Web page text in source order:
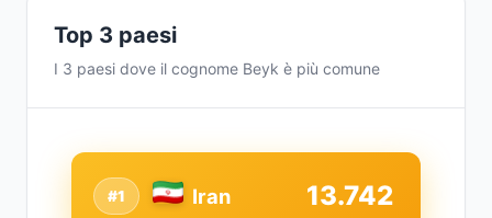
Top 3 paesi
I 3 paesi dove il cognome Beyk è più comune
#1 Iran 13.742